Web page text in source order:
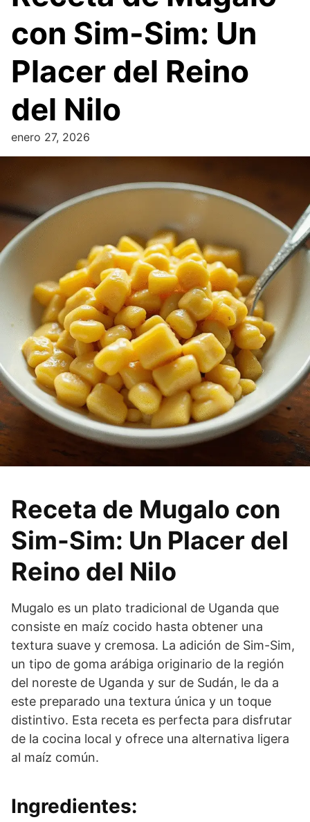
con Sim-Sim: Un
Placer del Reino
del Nilo
enero 27, 2026
Receta de Mugalo con
Sim-Sim: Un Placer del
Reino del Nilo
Mugalo es un plato tradicional de Uganda que
consiste en maíz cocido hasta obtener una
textura suave y cremosa. La adición de Sim-Sim,
un tipo de goma arábiga originario de la región
del noreste de Uganda y sur de Sudán, le da a
este preparado una textura única y un toque
distintivo. Esta receta es perfecta para disfrutar
de la cocina local y ofrece una alternativa ligera
al maíz común.
Ingredientes: